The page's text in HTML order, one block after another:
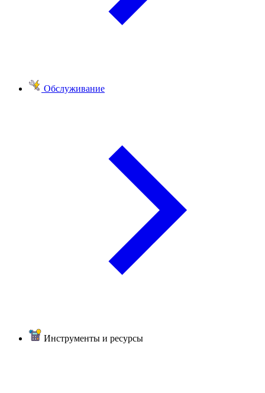
Обслуживание
Инструменты и ресурсы